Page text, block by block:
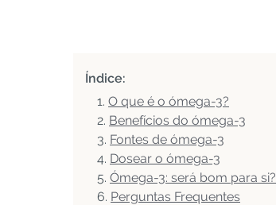
Índice:
O que é o ómega-3?
Benefícios do ómega-3
Fontes de ómega-3
Dosear o ómega-3
Ómega-3: será bom para si?
Perguntas Frequentes